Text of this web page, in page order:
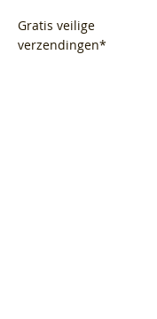
Gratis veilige
verzendingen*